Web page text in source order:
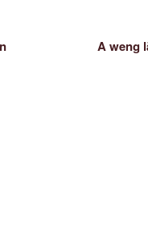
A weng